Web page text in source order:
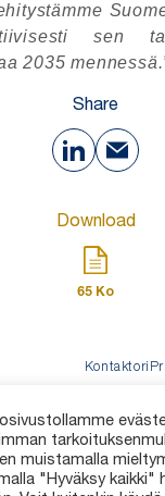
sen
2035
Share
Download
65 Ko
Kontaktori
muistamalla
"Hyväksy kaikki"